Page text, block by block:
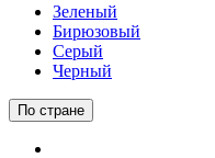
Зеленый
Бирюзовый
Серый
Черный
По стране